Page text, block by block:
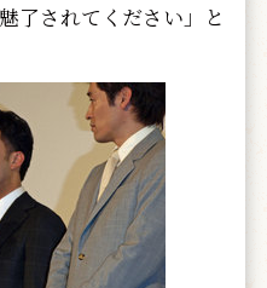
了されてください」と